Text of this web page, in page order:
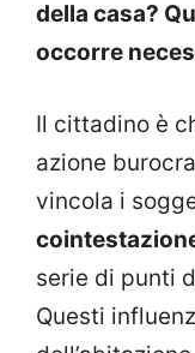
della casa?
occorre
Il cittadino è
azione
vincola i
serie di punti
Questi